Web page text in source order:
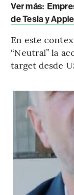
Ver más:
de Tesla y Apple
En este
“Neutral” la
target desde